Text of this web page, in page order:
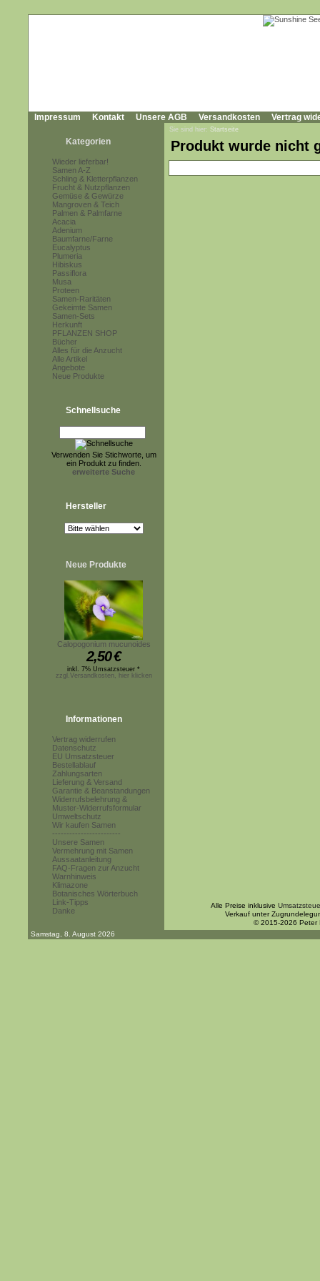
Impressum Kontakt Unsere AGB Versandkosten Vertrag
Kategorien
Wieder lieferbar!
Samen A-Z
Schling & Kletterpflanzen
Frucht & Nutzpflanzen
Gemüse & Gewürze
Mangroven & Teich
Palmen & Palmfarne
Acacia
Adenium
Baumfarne/Farne
Eucalyptus
Plumeria
Hibiskus
Passiflora
Musa
Proteen
Samen-Raritäten
Gekeimte Samen
Samen-Sets
Herkunft
PFLANZEN SHOP
Bücher
Alles für die Anzucht
Alle Artikel
Angebote
Neue Produkte
Schnellsuche
Verwenden Sie Stichworte, um
ein Produkt zu finden.
erweiterte Suche
Hersteller
Neue Produkte
Calopogonium mucunoides
2,50€
inkl. 7% Umsatzsteuer *
zzgl.Versandkosten, hier klicken
Informationen
Vertrag widerrufen
Datenschutz
EU Umsatzsteuer
Bestellablauf
Zahlungsarten
Lieferung & Versand
Garantie & Beanstandungen
Widerrufsbelehrung &
Muster-Widerrufsformular
Umweltschutz
Wir kaufen Samen
------------------------
Unsere Samen
Vermehrung mit Samen
Aussaatanleitung
FAQ-Fragen zur Anzucht
Warnhinweis
Klimazone
Botanisches Wörterbuch
Link-Tipps
Danke
Sie sind hier: Startseite
Produkt wurde nicht
Alle Preise inklusive
Verkauf unter
© 2015-2026 Peter
Samstag, 8. August 2026